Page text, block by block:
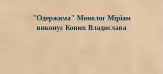
"Одержима" Монолог Міріам
виконує Конюх Владислава